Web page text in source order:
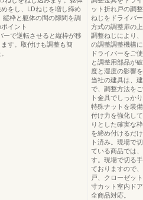
をし、LDねじを増し締め
枠と躯体の間の隙間を調
イント
で逆転させると縦枠が移
す。取付けも調整も簡
ット折れ戸の調
ねじをドライバ
方式の調整扉の
調整ねじにより
の調整調整機構
ドライバーをご
と調整用部品が
度と湿度の影響
当社の建具は、
で、調整方法を
ト金具でしっか
特殊ナットを装
付け力を強化し
りとした確実な
を締め付けるだ
ト済み。現場で
ている商品では
す。現場で切る
ておりますので
戸、クローゼッ
寸カット室内ド
全商品対応。